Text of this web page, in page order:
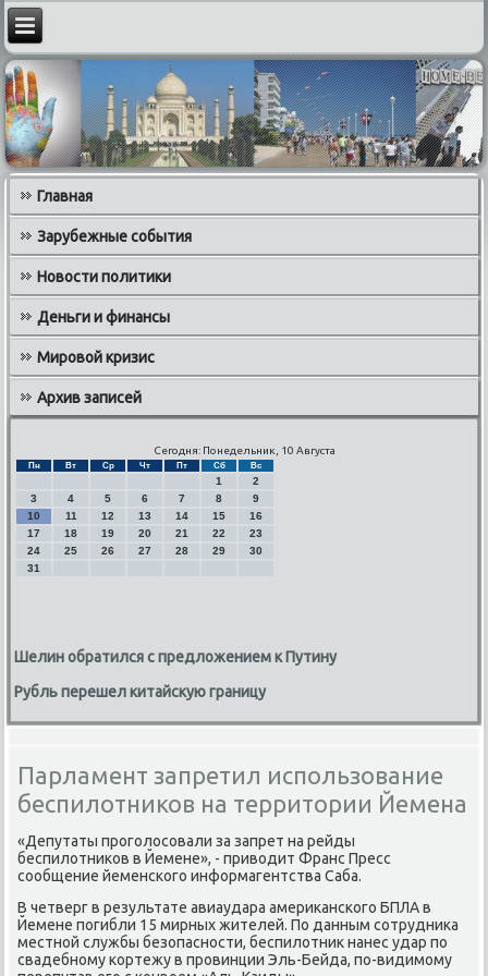
Главная
Зарубежные события
Новости политики
Деньги и финансы
Мировой кризис
Архив записей
Сегодня: Понедельник, 10 Августа
Пн Вт Ср Чт Пт Сб Вс
1
2
3
4 5 6 7 8
9
10
11 12 13 14 15
16
17
18 19 20 21 22
23
24
25 26 27 28 29
30
31
Шелин обратился с предложением к Путину
Рубль перешел китайскую границу
Парламент запретил использование
беспилотников на территории Йемена
«Депутаты проголосовали за запрет на рейды
беспилотников в Йемене», - приводит Франс Пресс
сообщение йеменского информагентства Саба.
В четверг в результате авиаудара американского БПЛА в
Йемене погибли 15 мирных жителей. По данным сотрудника
местной службы безопасности, беспилотник нанес удар по
свадебному кортежу в провинции Эль-Бейда, по-видимому